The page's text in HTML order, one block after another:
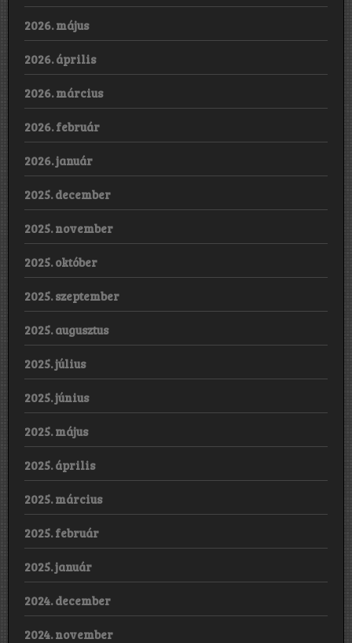
2026. május
2026. április
2026. március
2026. február
2026. január
2025. december
2025. november
2025. október
2025. szeptember
2025. augusztus
2025. július
2025. június
2025. május
2025. április
2025. március
2025. február
2025. január
2024. december
2024. november